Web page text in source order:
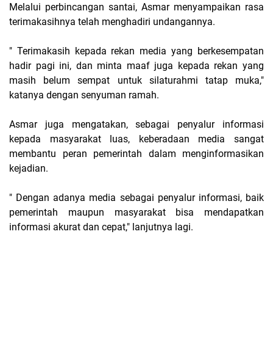
Melalui perbincangan santai, Asmar menyampaikan rasa
terimakasihnya telah menghadiri undangannya.
" Terimakasih kepada rekan media yang berkesempatan
hadir pagi ini, dan minta maaf juga kepada rekan yang
masih belum sempat untuk silaturahmi tatap muka,"
katanya dengan senyuman ramah.
Asmar juga mengatakan, sebagai penyalur informasi
kepada masyarakat luas, keberadaan media sangat
membantu peran pemerintah dalam menginformasikan
kejadian.
" Dengan adanya media sebagai penyalur informasi, baik
pemerintah maupun masyarakat bisa mendapatkan
informasi akurat dan cepat," lanjutnya lagi.